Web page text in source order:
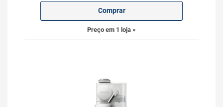
Comprar
Preço em 1 loja »